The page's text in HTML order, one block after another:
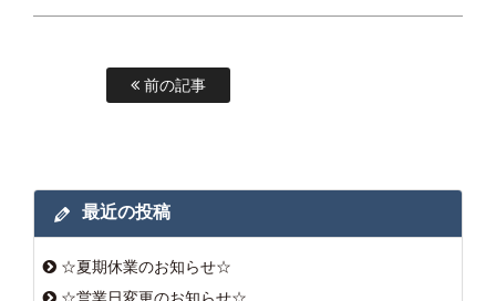
前の記事
最近の投稿
☆夏期休業のお知らせ☆
☆営業日変更のお知らせ☆